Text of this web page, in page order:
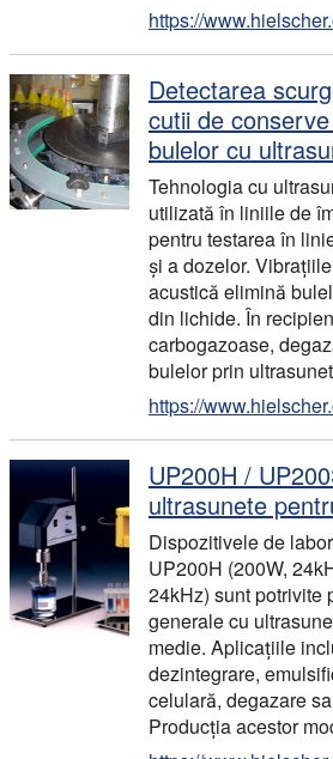
https://
Detectarea
cutii de
bulelor cu
Tehnologia cu
utilizată în liniile de
pentru testarea în
și a dozelor.
acustică elimină
din lichide. În
carbogazoase,
bulelor prin
https://
UP200H /
ultrasunete
Dispozitivele de
UP200H (200W,
24kHz) sunt potrivite
generale cu
medie. Aplicațiile
dezintegrare,
celulară, degazare
Producția acestor